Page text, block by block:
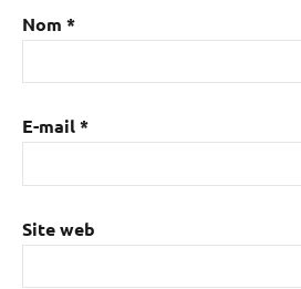
Nom *
E-mail*
Site web